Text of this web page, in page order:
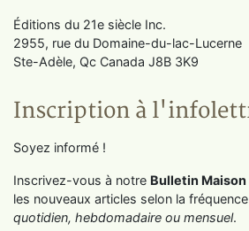
Éditions du 21e siècle Inc.
2955, rue du Domaine-du-lac-Lucerne
Ste-Adèle, Qc Canada J8B 3K9
Inscription à
Soyez informé !
Inscrivez-vous à notre Bulletin Maison
les nouveaux articles selon la
quotidien, hebdomadaire ou mensuel.